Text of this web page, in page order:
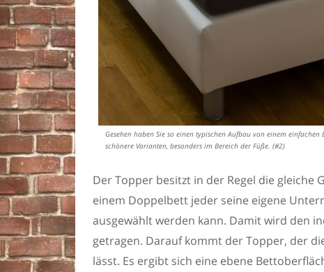
Gesehen haben Sie so einen typischen Aufbau von einem
schönere Varianten, besonders im Bereich der Füße. (#2)
Der Topper besitzt in der Regel die gleiche
einem Doppelbett jeder seine eigene
ausgewählt werden kann. Damit wird den
getragen. Darauf kommt der Topper, der
lässt. Es ergibt sich eine ebene